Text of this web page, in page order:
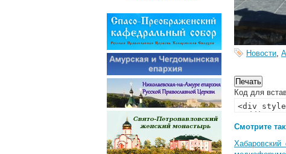
Новости,
Код для
Смотрите